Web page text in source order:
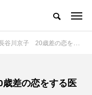
京子 20歳差の恋をする医師役に挑む
差の恋をする医